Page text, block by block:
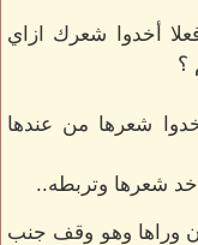
أخدوا شعرك ازاي
؟
شعرها من عندها
شعرها وتربطه..
وراها وهو وقف جنب